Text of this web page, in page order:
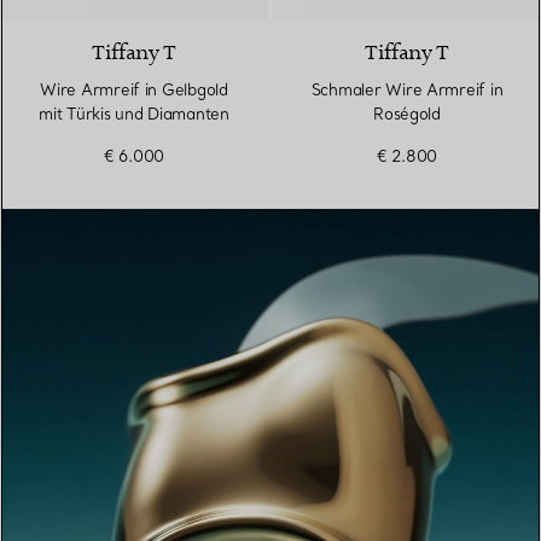
Tiffany T
Wire Armreif in Gelbgold
mit Türkis und Diamanten
€ 6.000
Tiffany T
Schmaler Wire Armreif in
Roségold
€ 2.800